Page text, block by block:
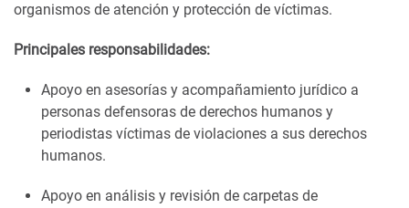
organismos de atención y protección de víctimas.
Principales responsabilidades:
Apoyo en asesorías y acompañamiento jurídico a
personas defensoras de derechos humanos y
periodistas víctimas de violaciones a sus derechos
humanos.
Apoyo en análisis y revisión de carpetas de